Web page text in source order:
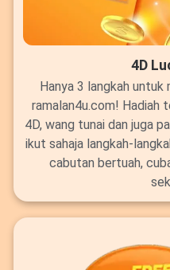
4D
Hanya 3 langkah untuk
ramalan4u.com! Hadiah
4D, wang tunai dan juga
ikut sahaja langkah-
cabutan bertuah,